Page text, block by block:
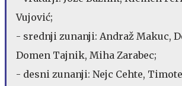
Vujović;
- srednji zunanji: Andraž Makuc,
Domen Tajnik, Miha Zarabec;
- desni zunanji: Nejc Cehte,